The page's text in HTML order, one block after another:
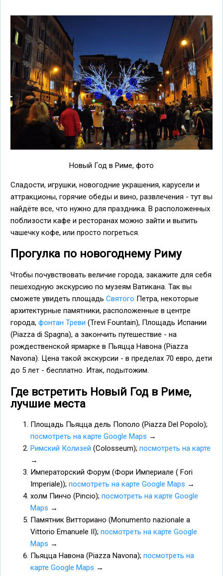
Новый Год в Риме, фото
Сладости, игрушки, новогодние украшения, карусели и
аттракционы, горячие обеды и вино, развлечения - тут вы
найдёте все, что нужно для праздника. В расположенных
поблизости кафе и ресторанах можно зайти и выпить
чашечку кофе, или просто погреться.
Прогулка по новогоднему Риму
Чтобы почувствовать величие города, закажите для себя
пешеходную экскурсию по музеям Ватикана. Так вы
сможете увидеть площадь Святого Петра, некоторые
архитектурные памятники, расположенные в центре
города, фонтан Треви (Trevi Fountain), Площадь Испании
(Piazza di Spagna), а закончить путешествие - на
рождественской ярмарке в Пьяцца Навона (Piazza
Navona). Цена такой экскурсии - в пределах 70 евро, дети
до 5 лет - бесплатно. Итак, подытожим.
Где встретить Новый Год в Риме,
лучшие места
Площадь Пьяцца дель Пополо (Piazza Del Popolo);
посмотреть на карте Google Maps →
Римский Колизей (Colosseum); посмотреть на карте
→
Императорский Форум (Фори Империале ( Fori
Imperiale)); посмотреть на карте Google Maps →
холм Пинчо (Pincio); посмотреть на карте Google
Maps →
Памятник Витториано (Monumento nazionale a
Vittorio Emanuele II); посмотреть на карте Google
Maps →
Пьяцца Навона (Piazza Navona); посмотреть на
карте Google Maps →